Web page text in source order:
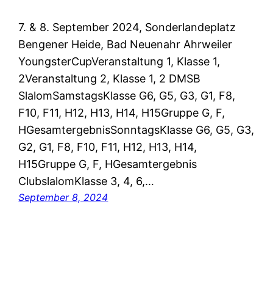
7. & 8. September 2024, Sonderlandeplatz
Bengener Heide, Bad Neuenahr Ahrweiler
YoungsterCupVeranstaltung 1, Klasse 1,
2Veranstaltung 2, Klasse 1, 2 DMSB
SlalomSamstagsKlasse G6, G5, G3, G1, F8,
F10, F11, H12, H13, H14, H15Gruppe G, F,
HGesamtergebnisSonntagsKlasse G6, G5, G3,
G2, G1, F8, F10, F11, H12, H13, H14,
H15Gruppe G, F, HGesamtergebnis
ClubslalomKlasse 3, 4, 6,…
September 8, 2024